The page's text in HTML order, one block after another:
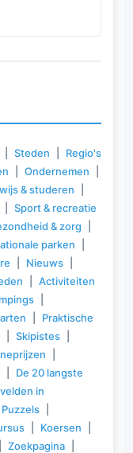
Steden
Regio's
Ondernemen
& studeren
Sport & recreatie
& zorg
parken
Nieuws
Activiteiten
Praktische
Skipistes
De 20 langste
in
Puzzels
Koersen
Zoekpagina